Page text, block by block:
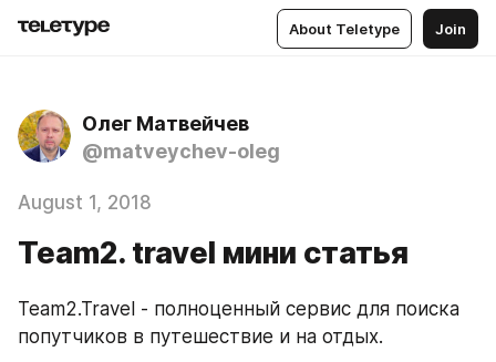
About Teletype Join
Олег Матвейчев
@matveychev-oleg
August 1, 2018
Team2. travel мини статья
Team2.Travel - полноценный сервис для поиска
попутчиков в путешествие и на отдых.